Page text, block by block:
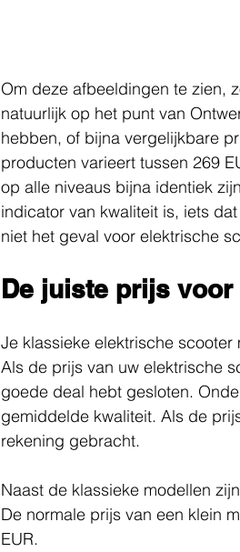
Om deze afbeeldingen te zien,
natuurlijk op het punt van
hebben, of bijna vergelijkbare
producten varieert tussen 269
op alle niveaus bijna identiek
indicator van kwaliteit is, iets
niet het geval voor elektrische
De juiste prijs
Je klassieke elektrische
Als de prijs van uw elektrische
goede deal hebt gesloten.
gemiddelde kwaliteit. Als de
rekening gebracht.
Naast de klassieke modellen
De normale prijs van een klein
EUR.